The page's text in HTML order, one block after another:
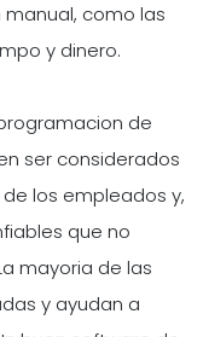
como las
y dinero.
de
ser considerados
los empleados y,
que no
mayoria de las
y ayudan a